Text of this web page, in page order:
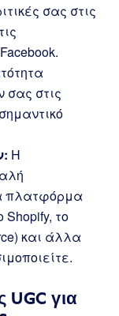
σας στις
σας στις
Η
πλατφόρμα
Shopify, το
και άλλα
UGC για